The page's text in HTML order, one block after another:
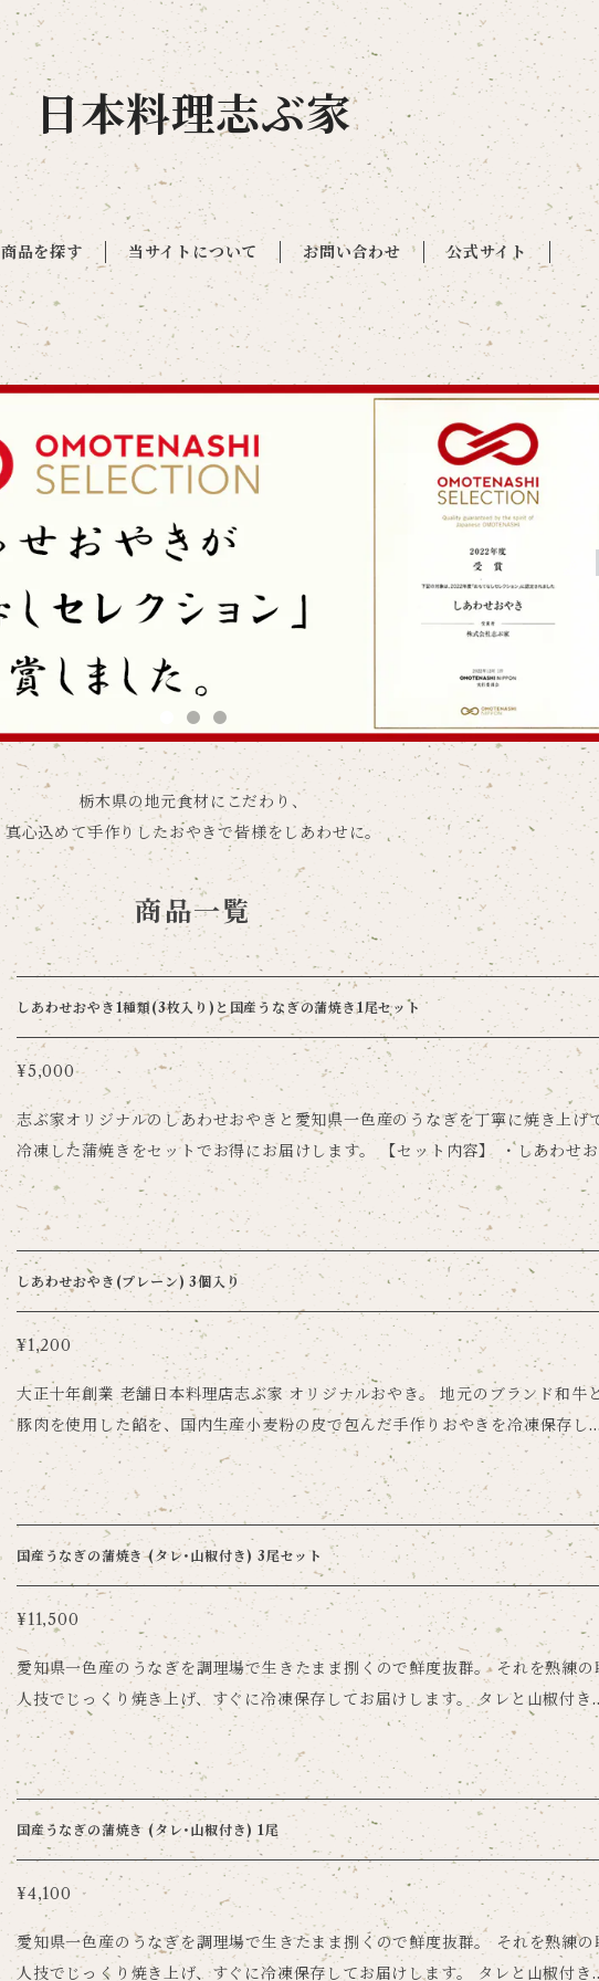
日本料理志ぶ家
商品を探す 当サイトについて お問い合わせ 公式サイト
栃木県の地元食材にこだわり、
真心込めて手作りしたおやきで皆様をしあわせに。
商品一覧
しあわせおやき1種類(3枚入り)と国産うなぎの蒲焼き1尾セット
¥5,000
志ぶ家オリジナルのしあわせおやきと愛知県一色産のうなぎを丁寧に焼き上げ
冷凍した蒲焼きをセットでお得にお届けします。 【セット内容】 ・しあわせおや
き1種(3枚入り)プレーン ・国産うなぎの蒲焼き(タレ・山椒付き) 【配送につい
て】 冷凍便にてお届けします。
しあわせおやき(プレーン) 3個入り
¥1,200
大正十年創業 老舗日本料理店志ぶ家 オリジナルおやき。 地元のブランド和牛と
豚肉を使用した餡を、国内生産小麦粉の皮で包んだ手作りおやきを冷凍保存して
お届けします。 食材を余すことなく活用し「感謝の気持ち」を込めて、お客様
しあわせ、農業生産者の皆様、ご縁のある全ての方々のしあわせを願って作りま
した。 【使用食材】 A5ランク与一和牛挽肉・那須ブランド豚挽肉・国内生産小
麦粉 【お召し上がり方】 ・解凍してから真空パックのまま電子レンジ500Wで一
枚30秒を目安として加熱してください。 (様子を見ながら温めてください。加熱
しすぎると破裂する恐れがあります。) ・フライパンで温める場合は、弱火で
ないようにじっくり裏返しながら温めてください。 ・中の餡に味はついており
すが、お好みで醤油やポン酢などをつけてお召し上がりください。 【賞味期限】
製造日から6ヶ月 【配送について】 冷凍便にてお届けします。
国産うなぎの蒲焼き (タレ･山椒付き) 3尾セット
¥11,500
愛知県一色産のうなぎを調理場で生きたまま捌くので鮮度抜群。 それを熟練の
人技でじっくり焼き上げ、すぐに冷凍保存してお届けします。 タレと山椒付き
ので、解凍・加熱するだけで自宅でも手軽に焼き立てのうなぎをお召し上がりい
ただけます。 ふっくらとした国産うなぎならではの美味しさをぜひご堪能くださ
い。 【配送について】 冷凍便にてお届けします。
国産うなぎの蒲焼き (タレ･山椒付き) 1尾
¥4,100
愛知県一色産のうなぎを調理場で生きたまま捌くので鮮度抜群。 それを熟練の
人技でじっくり焼き上げ、すぐに冷凍保存してお届けします。 タレと山椒付き